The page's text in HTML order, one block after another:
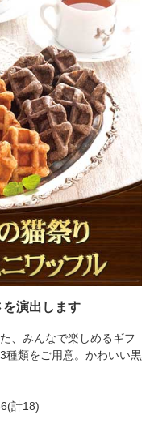
演出します
、みんなで楽しめるギフ
種類をご用意。かわいい黒
計18)